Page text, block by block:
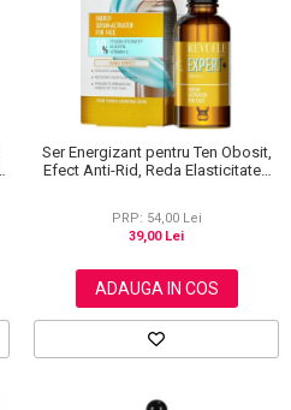
Ser Energizant pentru Ten Obosit,
Efect Anti-Rid, Reda Elasticitatea
PRP: 54,00 Lei
39,00 Lei
ADAUGA IN COS